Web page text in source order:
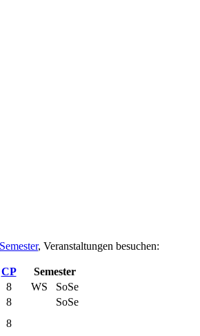
Semester, Veranstaltungen besuchen:
CP
Semester
8 WS
SoSe
8
SoSe
8